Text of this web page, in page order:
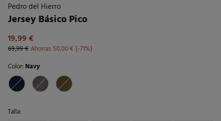
Pedro del Hierro
Jersey Básico Pico
19,99 €
69,99 €Ahorras 50,00 €
71
Color: Navy
Talla: